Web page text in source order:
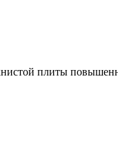
плиты